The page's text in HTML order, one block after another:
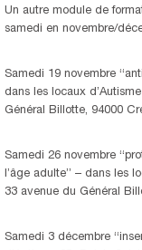
Un autre module de
samedi en novembre/
Samedi 19 novembre
dans les locaux
Général Billotte, 94000
Samedi 26 novembre
l’âge adulte” – dans les
33 avenue du Général
Samedi 3 décembre